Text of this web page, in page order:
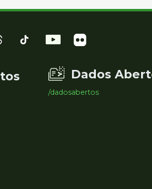
Dados
/dadosabertos